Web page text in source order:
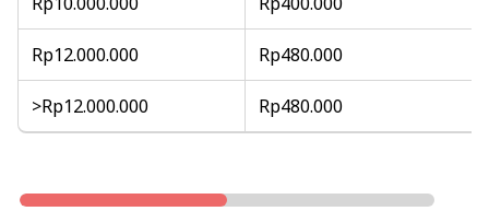
Rp12.000.000 Rp480.000
>Rp12.000.000 Rp480.000